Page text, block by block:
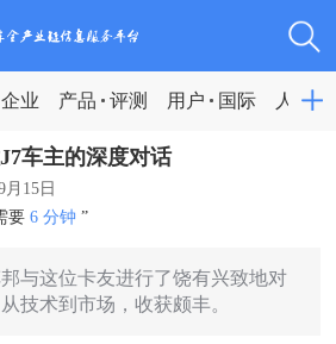
企业 产品 评测 用户 国际 人物
车主的深度对话
月15日
要6 分钟”
邦与这位卡友进行了饶有兴致地对
技术到市场，收获颇丰。